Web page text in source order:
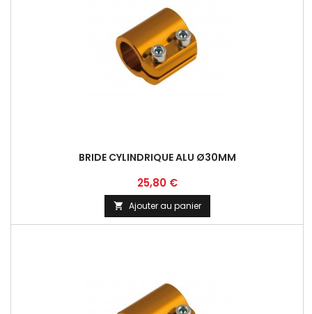
BRIDE CYLINDRIQUE ALU Ø30MM
Prix
25,80 €
 Ajouter au panier